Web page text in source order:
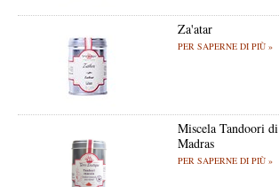
Za'atar
PER SAPERNE DI PIÙ »
Miscela Tandoori di
Madras
PER SAPERNE DI PIÙ »